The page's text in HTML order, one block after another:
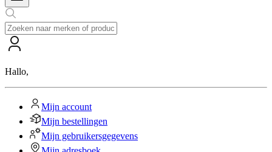
Hallo,
Mijn account
Mijn bestellingen
Mijn gebruikersgegevens